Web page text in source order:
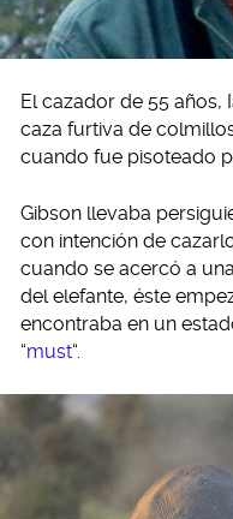
El cazador de 55 años,
caza furtiva de
cuando fue pisoteado
Gibson llevaba
con intención de
cuando se acercó a
del elefante, éste
encontraba en un
“must“.